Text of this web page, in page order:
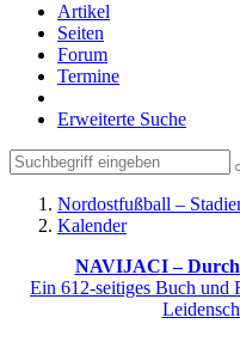
Artikel
Seiten
Forum
Termine
Erweiterte Suche
Nordostfußball –
Kalender
NAVIJACI – Durch
Ein 612-seitiges Buch und